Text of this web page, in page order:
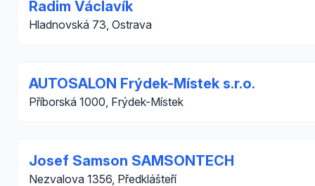
Radim Václavík
Hladnovská 73, Ostrava
AUTOSALON Frýdek-Místek s.r.o.
Příborská 1000, Frýdek-Místek
Josef Samson SAMSONTECH
Nezvalova 1356, Předklášteří